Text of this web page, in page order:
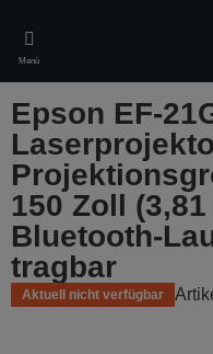
main
content
Menü
Epson EF-
150 Zoll
Bluetooth-
tragbar
Aktuell nicht verfügbar